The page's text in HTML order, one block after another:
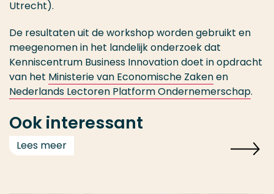
Utrecht).
De resultaten uit de workshop worden gebruikt en
meegenomen in het landelijk onderzoek dat
Kenniscentrum Business Innovation doet in opdracht
van het Ministerie van Economische Zakenen
Nederlands Lectoren Platform Ondernemerschap.
Ook interessant
Lees meer